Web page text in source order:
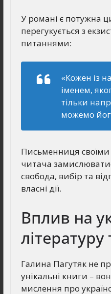
У романі є потужна
перегукується з
питаннями:
«Кожен із
іменем,
тільки
можемо
Письменниця
читача
свобода, вибір та
власні дії.
Вплив на
Галина Пагутяк не
унікальні книги –
мислення про